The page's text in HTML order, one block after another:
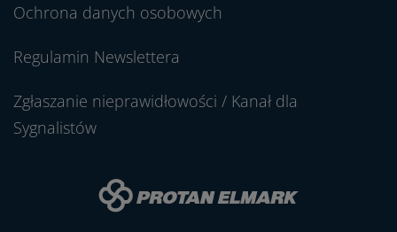
Ochrona danych osobowych
Regulamin Newslettera
Zgłaszanie nieprawidłowości / Kanał dla
Sygnalistów